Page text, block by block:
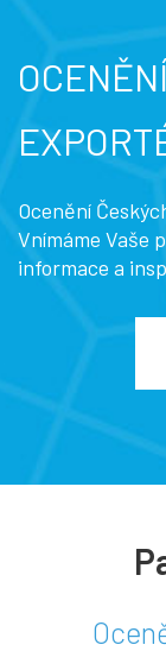
Ocenění
Vnímáme Vaše
informace a